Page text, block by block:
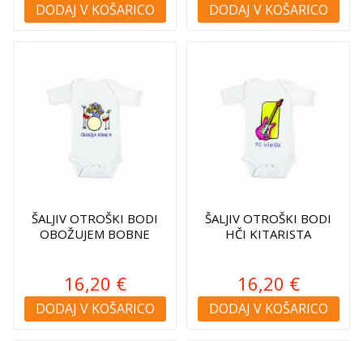
DODAJ V KOŠARICO DODAJ V KOŠARICO
ŠALJIV OTROŠKI BODI
OBOŽUJEM BOBNE
16,20 €
DODAJ V KOŠARICO
ŠALJIV OTROŠKI BODI
HČI KITARISTA
16,20 €
DODAJ V KOŠARICO